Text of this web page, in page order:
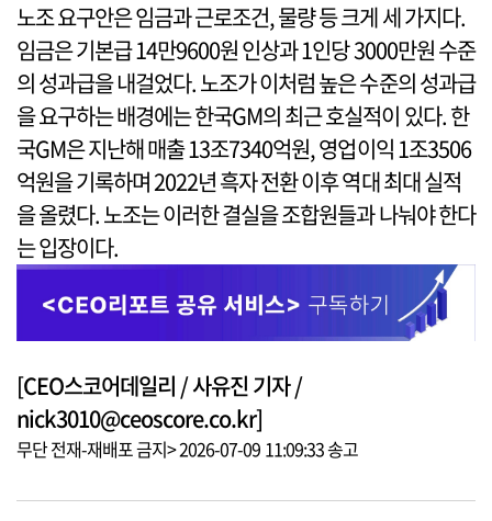
노조 요구안은 임금과 근로조건, 물량 등 크게 세 가지다.
임금은 기본급 14만9600원 인상과 1인당 3000만원 수준
의 성과급을 내걸었다. 노조가 이처럼 높은 수준의 성과급
을 요구하는 배경에는 한국GM의 최근 호실적이 있다. 한
국GM은 지난해 매출 13조7340억원, 영업이익 1조3506
억원을 기록하며 2022년 흑자 전환 이후 역대 최대 실적
을 올렸다. 노조는 이러한 결실을 조합원들과 나눠야 한다
는 입장이다.
[CEO스코어데일리 / 사유진 기자 /
nick3010@ceoscore.co.kr]
무단 전재-재배포 금지> 2026-07-09 11:09:33 송고